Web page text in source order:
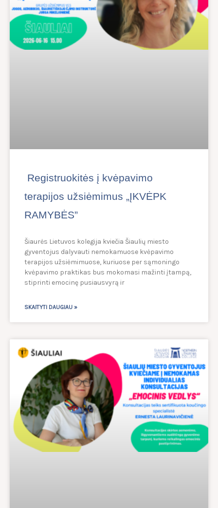
Registruokitės į kvėpavimo
terapijos užsiėmimus „ĮKVĖPK
RAMYBĖS”
Šiaurės Lietuvos kolegija kviečia Šiaulių miesto
gyventojus dalyvauti nemokamuose kvėpavimo
terapijos užsiėmimuose, kuriuose per sąmoningo
kvėpavimo praktikas bus mokomasi mažinti įtampą,
stiprinti emocinę pusiausvyrą ir
SKAITYTI DAUGIAU »